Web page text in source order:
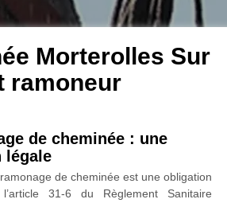
Morterolles Sur
ramoneur
de cheminée : une
légale
de cheminée est une obligation
31-6 du Règlement Sanitaire